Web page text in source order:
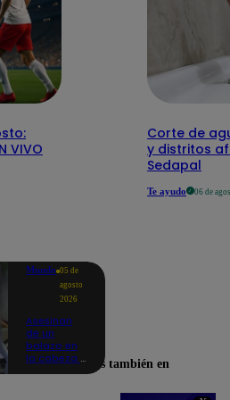
VIVO
Corte de
y distritos
Sedapal
Te ayudo 06 de
Mundo 05 de
agosto
2026
Asesinan
de un
balazo en
la cabeza a
Encuéntranos también en